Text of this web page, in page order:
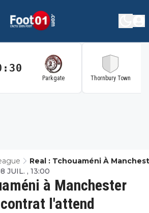
Parkgate Thornbury Town
Real : Tchouaméni À
United, Son Contrat L'attend
à Manchester
l'attend
JUIL. , 13:00